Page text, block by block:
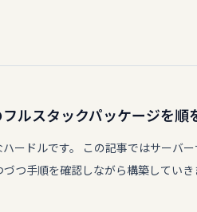
スタックパッケージを順
ードルです。 この記事ではサー
つ手順を確認しながら構築してい